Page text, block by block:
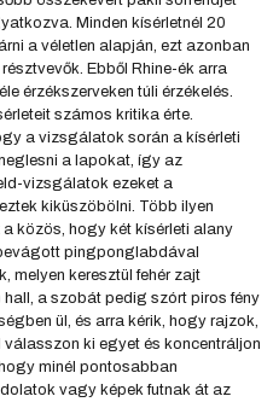
Minden kísérletnél 20
a véletlen alapján, ezt azonban
Ebből Rhine-ék arra
érzékszerveken túli érzékelés.
számos kritika érte.
a vizsgálatok során a kísérleti
a lapokat, így az
vizsgálatok ezeket a
kiküszöbölni. Több ilyen
közös, hogy két kísérleti alany
pingponglabdával
melyen keresztül fehér zajt
a szobát pedig szórt piros fény
ül, és arra kérik, hogy rajzok,
ki egyet és koncentráljon
minél pontosabban
vagy képek futnak át az